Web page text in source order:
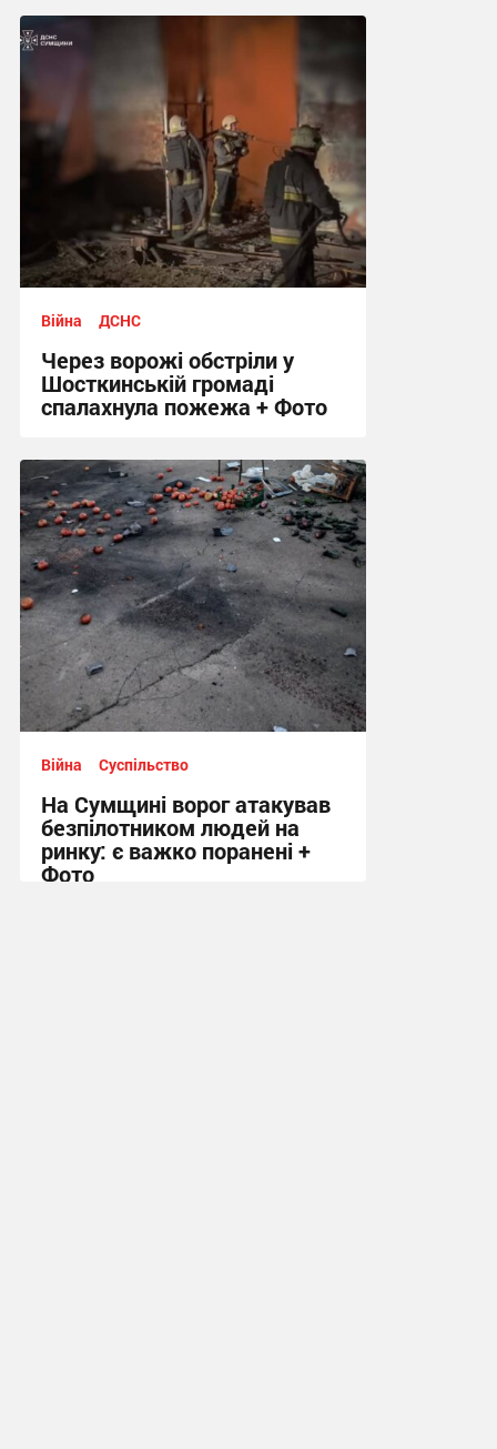
20:21 вчора
Війна ДСНС
Через ворожі обстріли у
Шосткинській громаді
спалахнула пожежа + Фото
12:12 вчора
Війна Суспільство
На Сумщині ворог атакував
безпілотником людей на
ринку: є важко поранені +
Фото